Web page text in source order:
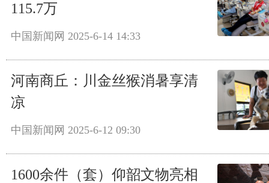
115.7万
中国新闻网 2025-6-14 14:33
河南商丘：川金丝猴消暑享清
凉
中国新闻网 2025-6-12 09:30
1600余件（套）仰韶文物亮相